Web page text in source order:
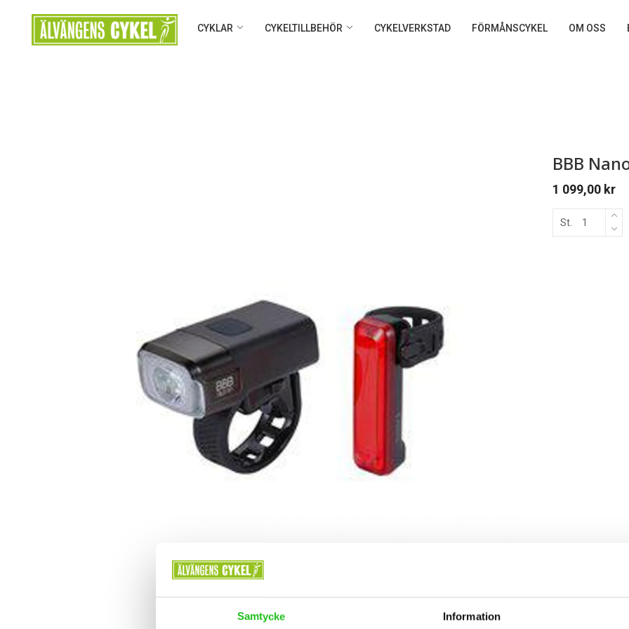
Samtycke Information
CYKLAR CYKELTILLBEHÖR CYKELVERKSTAD FÖRMÅNSCYKEL OM OSS
BBB
1 099,00 kr
St.